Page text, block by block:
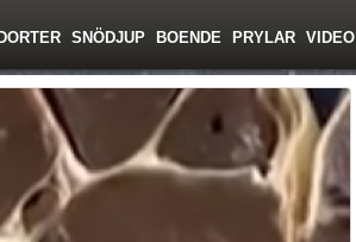
SNÖDJUP BOENDE PRYLAR VIDEO